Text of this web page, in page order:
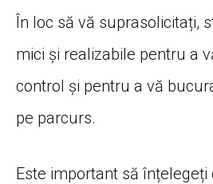
În loc să vă suprasolicitați,
mici și realizabile pentru a
control și pentru a vă
pe parcurs.
Este important să